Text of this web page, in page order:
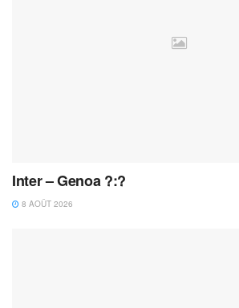
Inter – Genoa ?:?
8 AOÛT 2026